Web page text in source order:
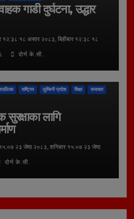
गाडी दुर्घटना, उद्धार
१२:३८ १८ असार २०८३, बिहीबार १२:३८ १८
दोर्ण के.सी.
राष्ट्रिय लुम्बिनी प्रदेश शिक्षा समाचार
लागि
२३ जेष्ठ २०८३, शनिबार १५:०७ २३ जेष्ठ
दोर्ण के.सी.